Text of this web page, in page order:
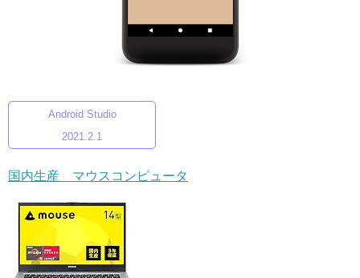
Android Studio
2021.2.1
国内生産 マウスコンピュータ